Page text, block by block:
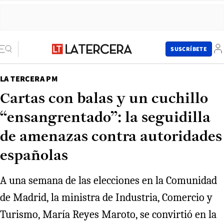
SUSCRÍBETE
LA TERCERA PM
Cartas con balas y un cuchillo
“ensangrentado”: la seguidilla
de amenazas contra autoridades
españolas
A una semana de las elecciones en la Comunidad
de Madrid, la ministra de Industria, Comercio y
Turismo, María Reyes Maroto, se convirtió en la